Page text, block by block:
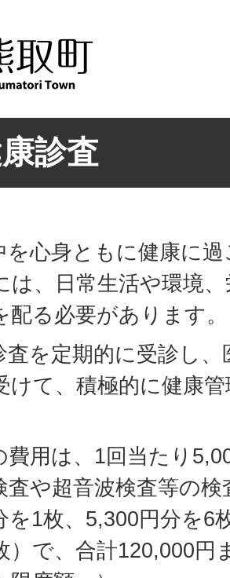
診査
を心身ともに健康に
は、日常生活や環境
配る必要があります。
査を定期的に受診し
けて、積極的に健康
費用は、1回当たり
査や超音波検査等の
を1枚、5,300円分を6
）で、合計120,000円